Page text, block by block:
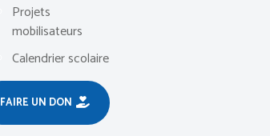
Projets
mobilisateurs
Calendrier scolaire
FAIRE UN DON